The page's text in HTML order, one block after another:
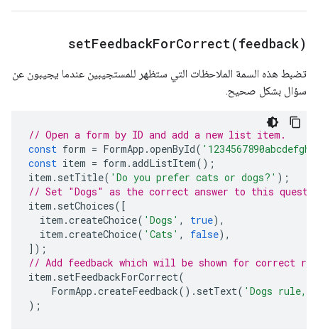
setFeedbackForCorrect(feedback)
تضبط هذه السمة الملاحظات التي ستظهر للمستجيبين عندما يجيبون عن
سؤال بشكل صحيح.
// Open a form by ID and add a new list item.
const form = FormApp .openById(
const item = form .addListItem();
item . setTitle( 'Do you prefer cats or dogs?' );
// Set "Dogs" as the correct answer to this
item . setChoices([
item .createChoice( 'Dogs' , true),
item .createChoice( 'Cats' , false),
]);
// Add feedback which will be shown for correct
item . setFeedbackForCorrect(
FormApp .createFeedback(). setText( 'Dogs rule,
);